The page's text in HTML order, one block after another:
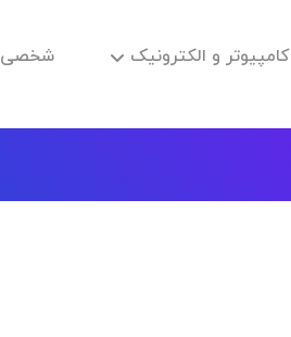
کامپیوتر و الکترونیک شخصی